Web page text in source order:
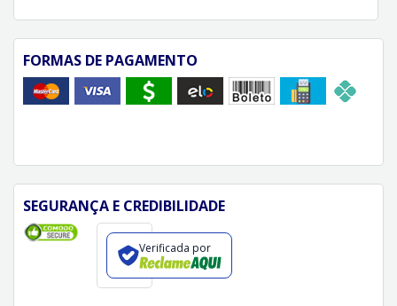
FORMAS DE PAGAMENTO
SEGURANÇA E CREDIBILIDADE
Verificada por